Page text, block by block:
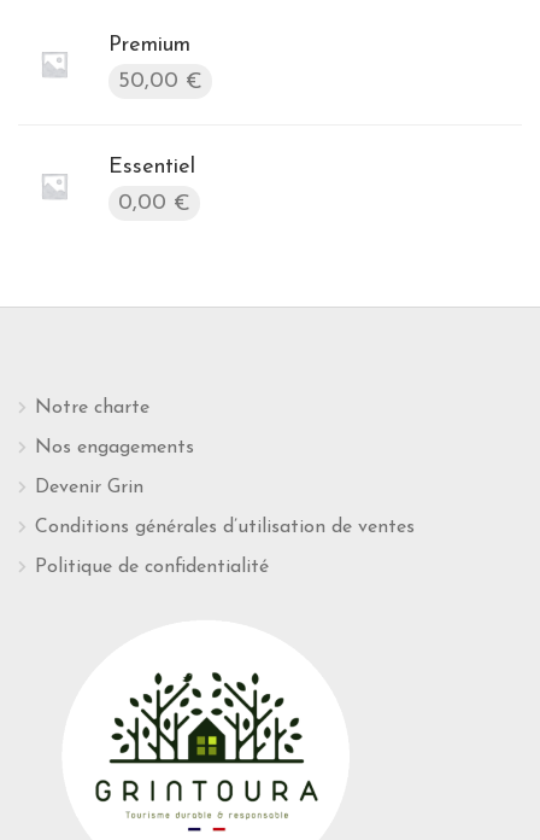
Premium
50,00 €
Essentiel
0,00 €
Notre charte
Nos engagements
Devenir Grin
Conditions générales d’utilisation de ventes
Politique de confidentialité